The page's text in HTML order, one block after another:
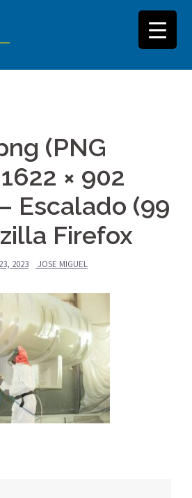
(PNG
× 902
Escalado (99
Firefox
2023 JOSE MIGUEL